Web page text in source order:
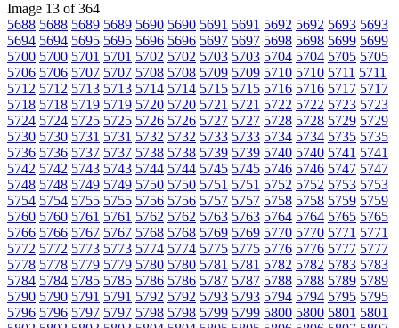
Image 13 of 364
5688 5688 5689 5689 5690 5690 5691 5691 5692 5692 5693 5693
5694 5694 5695 5695 5696 5696 5697 5697 5698 5698 5699 5699
5700 5700 5701 5701 5702 5702 5703 5703 5704 5704 5705 5705
5706 5706 5707 5707 5708 5708 5709 5709 5710 5710 5711 5711
5712 5712 5713 5713 5714 5714 5715 5715 5716 5716 5717 5717
5718 5718 5719 5719 5720 5720 5721 5721 5722 5722 5723 5723
5724 5724 5725 5725 5726 5726 5727 5727 5728 5728 5729 5729
5730 5730 5731 5731 5732 5732 5733 5733 5734 5734 5735 5735
5736 5736 5737 5737 5738 5738 5739 5739 5740 5740 5741 5741
5742 5742 5743 5743 5744 5744 5745 5745 5746 5746 5747 5747
5748 5748 5749 5749 5750 5750 5751 5751 5752 5752 5753 5753
5754 5754 5755 5755 5756 5756 5757 5757 5758 5758 5759 5759
5760 5760 5761 5761 5762 5762 5763 5763 5764 5764 5765 5765
5766 5766 5767 5767 5768 5768 5769 5769 5770 5770 5771 5771
5772 5772 5773 5773 5774 5774 5775 5775 5776 5776 5777 5777
5778 5778 5779 5779 5780 5780 5781 5781 5782 5782 5783 5783
5784 5784 5785 5785 5786 5786 5787 5787 5788 5788 5789 5789
5790 5790 5791 5791 5792 5792 5793 5793 5794 5794 5795 5795
5796 5796 5797 5797 5798 5798 5799 5799 5800 5800 5801 5801